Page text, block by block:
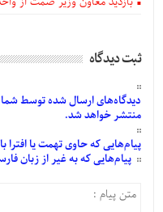
ثبت دیدگاه
دیدگاه‌هایارسالشدهتوسط
منتشر خواهد شد.
پیام‌هاییکه حاوی تهمت یا
پیام‌هاییکه به غیر از زبان